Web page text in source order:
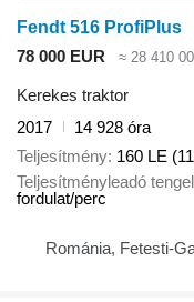
Fendt 516 ProfiPlus
78 000 EUR
≈ 28 410
Kerekes traktor
2017
14 928 óra
Teljesítmény 160 LE
Teljesítményleadó
fordulat/perc
Románia, Fetesti-